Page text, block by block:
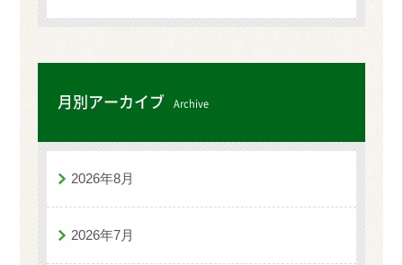
月別アーカイブ Archive
2026年8月
2026年7月